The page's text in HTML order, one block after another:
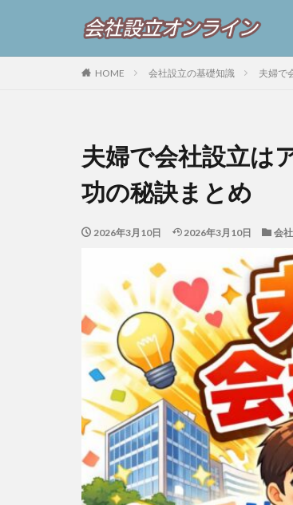
HOME 会社設立の基礎知識 夫婦で
夫婦で会社設立は
功の秘訣まとめ
2026年3月10日 2026年3月10日 会